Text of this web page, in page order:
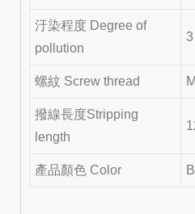
汙染程度 Degree of
pollution
3
螺紋 Screw thread
撥線長度Stripping
length
產品顏色 Color